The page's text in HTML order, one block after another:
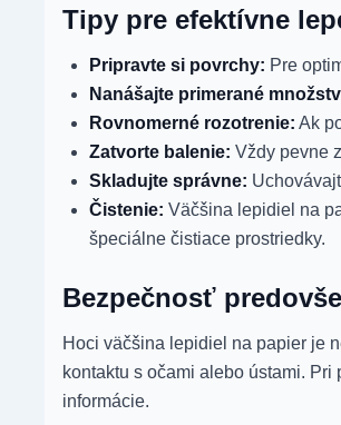
Tipy pre efektívne
Pripravte si povrchy: Pre
Nanášajte primerané
Rovnomerné rozotrenie: Ak
Zatvorte balenie: Vždy pevne
Skladujte správne:
Čistenie: Väčšina lepidiel na
špeciálne čistiace prostriedky.
Bezpečnosť
Hoci väčšina lepidiel na papier je
kontaktu s očami alebo ústami.
informácie.